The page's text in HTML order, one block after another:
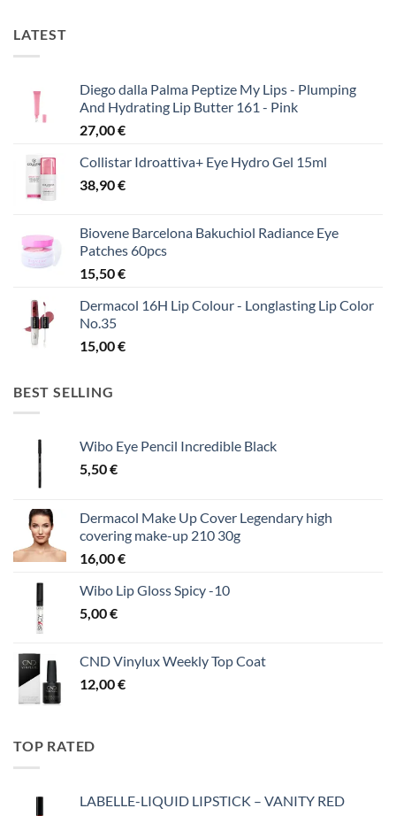
LATEST
Diego dalla Palma Peptize My Lips - Plumping
And Hydrating Lip Butter 161 - Pink
27,00€
Collistar Idroattiva+ Eye Hydro Gel 15ml
38,90€
Biovene Barcelona Bakuchiol Radiance Eye
Patches 60pcs
15,50€
Dermacol 16H Lip Colour - Longlasting Lip Color
No.35
15,00€
BEST SELLING
Wibo Eye Pencil Incredible Black
5,50€
Dermacol Make Up Cover Legendary high
covering make-up 210 30g
16,00€
Wibo Lip Gloss Spicy -10
5,00€
CND Vinylux Weekly Top Coat
12,00€
TOP RATED
LABELLE-LIQUID LIPSTICK – VANITY RED